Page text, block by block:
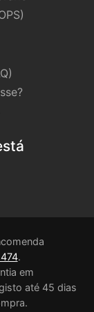
.
em
até 45 dias